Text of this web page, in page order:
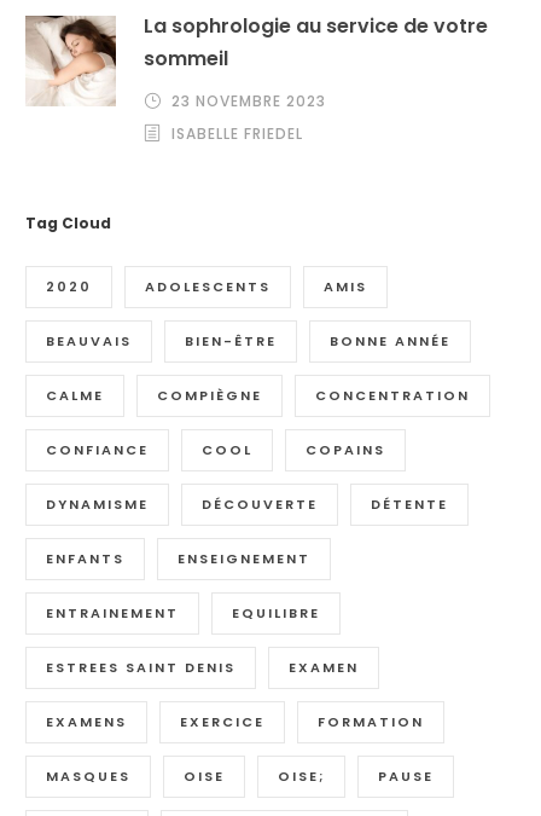
La sophrologie au service de votre
sommeil
23 NOVEMBRE 2023
ISABELLE FRIEDEL
Tag Cloud
2020 ADOLESCENTS AMIS
BEAUVAIS BIEN-ÊTRE BONNE ANNÉE
CALME COMPIÈGNE CONCENTRATION
CONFIANCE COOL COPAINS
DYNAMISME DÉCOUVERTE DÉTENTE
ENFANTS ENSEIGNEMENT
ENTRAINEMENT EQUILIBRE
ESTREES SAINT DENIS EXAMEN
EXAMENS EXERCICE FORMATION
MASQUES OISE OISE; PAUSE